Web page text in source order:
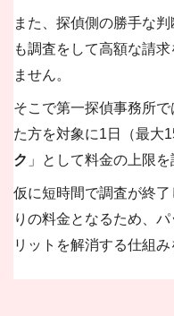
また、探偵側の勝手な
も調査をして高額な請
ません。
そこで第一探偵事務所
た方を対象に1日（最大
ク 」として料金の上限を
仮に短時間で調査が終
りの料金となるため、
リットを解消する仕組み